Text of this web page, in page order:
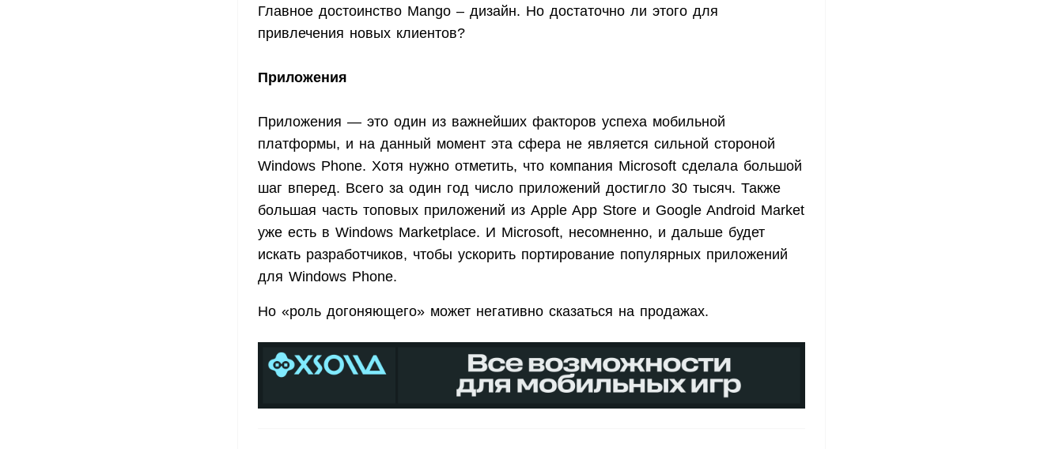
Главное достоинство Mango – дизайн. Но достаточно ли этого для
привлечения новых клиентов?
Приложения
Приложения — это один из важнейших факторов успеха мобильной
платформы, и на данный момент эта сфера не является сильной стороной
Windows Phone. Хотя нужно отметить, что компания Microsoft сделала большой
шаг вперед. Всего за один год число приложений достигло 30 тысяч. Также
большая часть топовых приложений из Apple App Store и Google Android Market
уже есть в Windows Marketplace. И Microsoft, несомненно, и дальше будет
искать разработчиков, чтобы ускорить портирование популярных приложений
для Windows Phone.
Но «роль догоняющего» может негативно сказаться на продажах.